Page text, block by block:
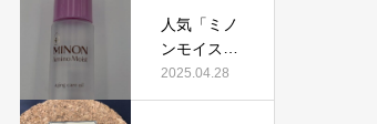
人気「ミノ
ンモイスト
エイジング
ケアオイ
2025.04.28